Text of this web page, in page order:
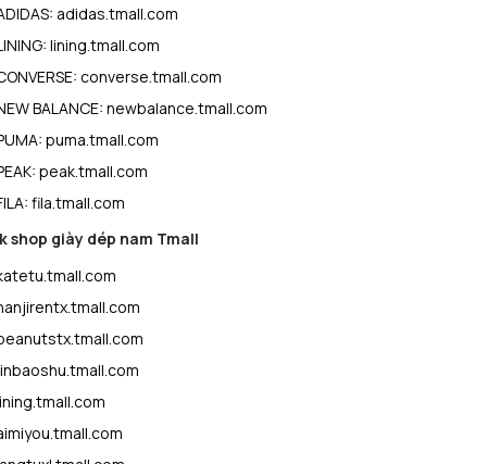
adidas.tmall.com
lining.tmall.com
converse.tmall.com
BALANCE: newbalance.tmall.com
puma.tmall.com
peak.tmall.com
fila.tmall.com
shop giày dép nam Tmall